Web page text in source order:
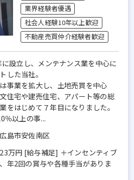
業界経験者優遇
社会人経験10年以上歓迎
不動産売買仲介経験者歓迎
設立し、メンテナンス業を中心に
した当社。
事業を拡大し、土地売買を中心
住宅や建売住宅、アパート等の総
をはじめて７年目になりました。
％以上の事...
島市安佐南区
万円 [給与補足] ＋インセンティブ
年2回の賞与や各種手当がありま